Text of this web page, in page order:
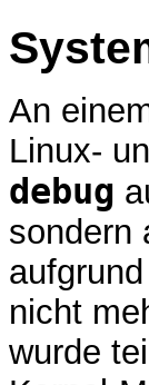
An
Linux-
debug
sondern
nicht
wurde